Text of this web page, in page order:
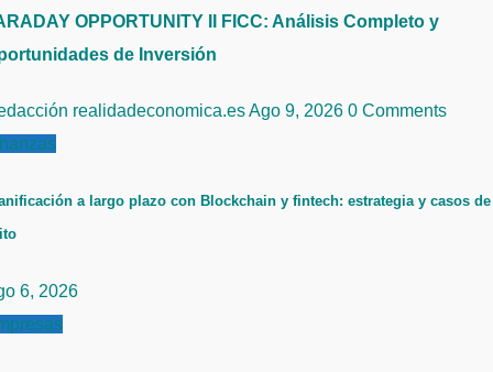
OPPORTUNITY II FICC: Análisis Completo y
de Inversión
realidadeconomica.esAgo 9, 2026 0 Comments
a largo plazo con Blockchain y fintech: estrategia y casos de
6, 2026